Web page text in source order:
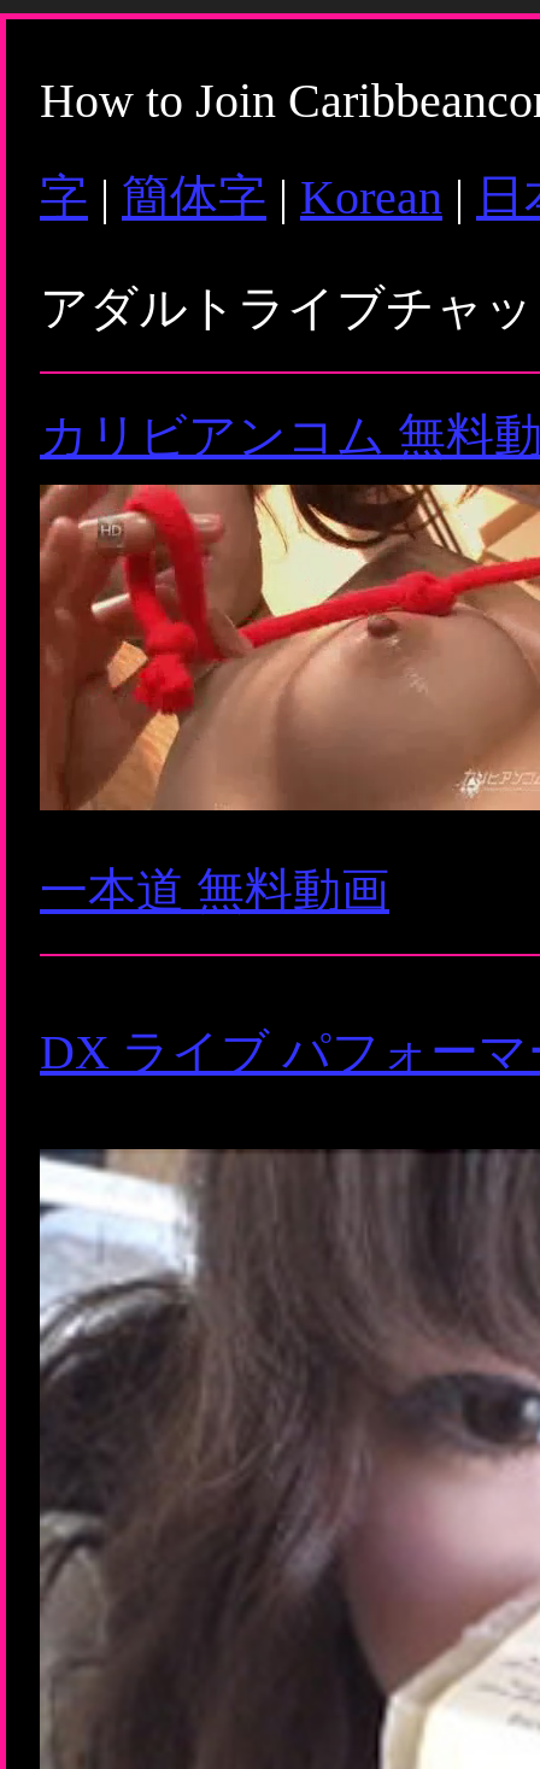
How to Join
字 | 簡体字 | Korean |
アダルトライブチャ
カリビアンコム 無料
一本道 無料動画
DX ライブ パフォー